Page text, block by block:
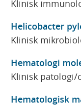
Klinisk
Helicobacter
Klinisk
Hematologi
Klinisk patologi/
Hematologisk